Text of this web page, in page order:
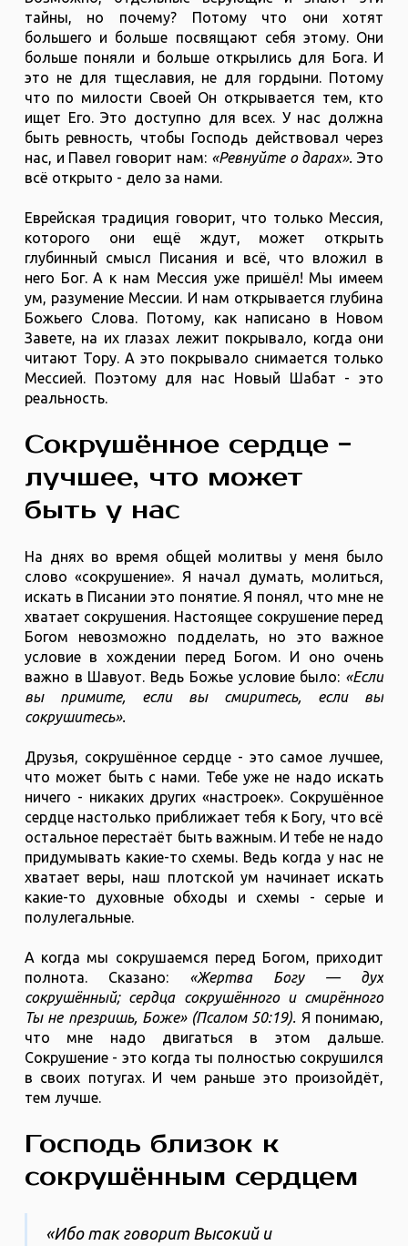
тайны, но почему? Потому что они хотят
большего и больше посвящают себя этому. Они
больше поняли и больше открылись для Бога. И
это не для тщеславия, не для гордыни. Потому
что по милости Своей Он открывается тем, кто
ищет Его. Это доступно для всех. У нас должна
быть ревность, чтобы Господь действовал через
нас, и Павел говорит нам: «Ревнуйте о дарах». Это
всё открыто - дело за нами.
Еврейская традиция говорит, что только Мессия,
которого они ещё ждут, может открыть
глубинный смысл Писания и всё, что вложил в
него Бог. А к нам Мессия уже пришёл! Мы имеем
ум, разумение Мессии. И нам открывается глубина
Божьего Слова. Потому, как написано в Новом
Завете, на их глазах лежит покрывало, когда они
читают Тору. А это покрывало снимается только
Мессией. Поэтому для нас Новый Шабат - это
реальность.
Сокрушённое сердце -
лучшее, что может
быть у нас
На днях во время общей молитвы у меня было
слово «сокрушение». Я начал думать, молиться,
искать в Писании это понятие. Я понял, что мне не
хватает сокрушения. Настоящее сокрушение перед
Богом невозможно подделать, но это важное
условие в хождении перед Богом. И оно очень
важно в Шавуот. Ведь Божье условие было: «Если
вы примите, если вы смиритесь, если вы
сокрушитесь».
Друзья, сокрушённое сердце - это самое лучшее,
что может быть с нами. Тебе уже не надо искать
ничего - никаких других «настроек». Сокрушённое
сердце настолько приближает тебя к Богу, что всё
остальное перестаёт быть важным. И тебе не надо
придумывать какие-то схемы. Ведь когда у нас не
хватает веры, наш плотской ум начинает искать
какие-то духовные обходы и схемы - серые и
полулегальные.
А когда мы сокрушаемся перед Богом, приходит
полнота. Сказано: «Жертва Богу — дух
сокрушённый; сердца сокрушённого и смирённого
Ты не презришь, Боже» (Псалом 50:19). Я понимаю,
что мне надо двигаться в этом дальше.
Сокрушение - это когда ты полностью сокрушился
в своих потугах. И чем раньше это произойдёт,
тем лучше.
Господь близок к
сокрушённым сердцем
«Ибо так говорит Высокий и